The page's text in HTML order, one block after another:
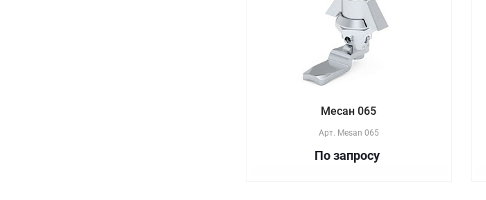
Месан 065
Арт. Mesan 065
По запросу